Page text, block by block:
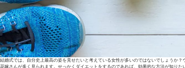
結婚式では、自分史上最高の姿を見せたいと考えている女性が多いのではないでしょうか
花嫁さんが多く見られます。せっかくダイエットをするのであれば、効果的な方法が知り